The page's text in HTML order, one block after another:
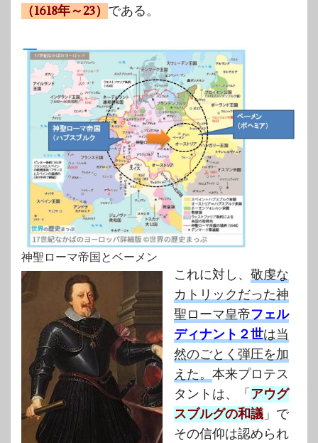
（1618年～23） である。
神聖ローマ帝国とベーメン
これに対し、 敬虔な
カトリックだった神
聖ローマ皇帝フェル
ディナント２世は当
然のごとく弾圧を加
えた。 本来プロテス
タントは、「 アウグ
スブルグの和議 」で
その信仰は認められ